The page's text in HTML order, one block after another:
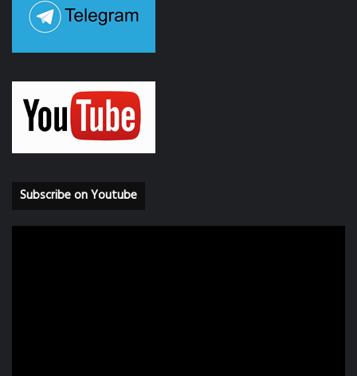
Subscribe on Youtube